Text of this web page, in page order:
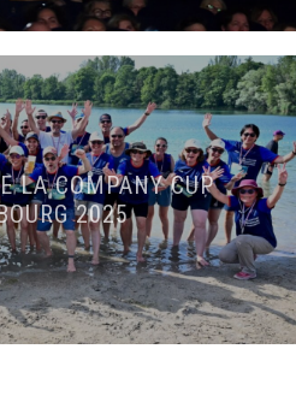
LA COMPANY CUP
2025